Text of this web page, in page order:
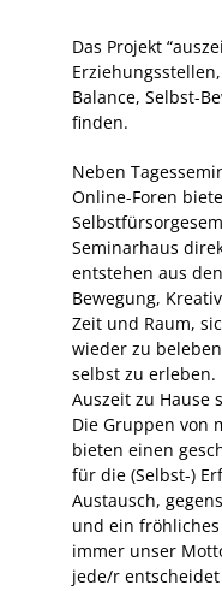
Das Projekt
Balance, Selbst-
finden.
Neben
Online-Foren
Seminarhaus
entstehen aus
Bewegung,
Zeit und Raum,
wieder zu
selbst zu
Auszeit zu Hause
Die Gruppen von
bieten einen
für die (Selbst-)
Austausch,
und ein
immer unser
jede/r